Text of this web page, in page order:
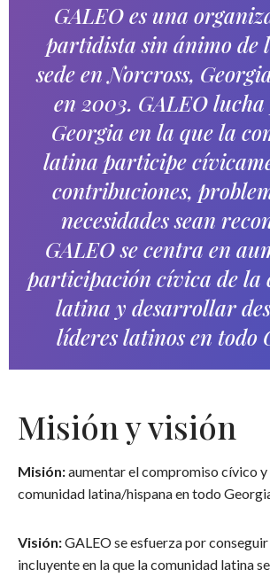
GALEO es una
partidista sin ánimo de
sede en Norcross,
en 2003. GALEO
Georgia en la que la
latina participe
contribuciones,
necesidades sean
GALEO se centra en
participación cívica de la
latina y desarrollar
líderes latinos en todo
Misión y visión
Misión:aumentar el compromiso cívico
comunidad latina/hispana en todo
Visión:GALEO se esfuerza por
incluyente en la que la comunidad latina